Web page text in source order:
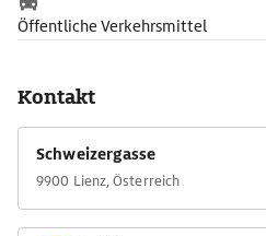
Öffentliche Verkehrsmittel
Kontakt
Schweizergasse
9900 Lienz, Österreich